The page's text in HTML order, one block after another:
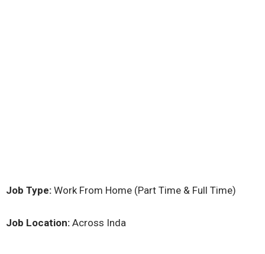
Job Type: Work From Home (Part Time & Full Time)
Job Location: Across Inda